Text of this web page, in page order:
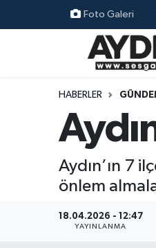
Foto Galeri
HABERLER
Aydın’ın 7
önlem
18.04.2026 - 12:47
YAYINLANMA
Siyaset
Ekonomi
Yaşam
Aydın Nöbetçi
Aydın Hava Durumu
Aydin Namaz
Aydın Trafik Yoğunluk
Süper Lig Puan
Tüm Manşetler